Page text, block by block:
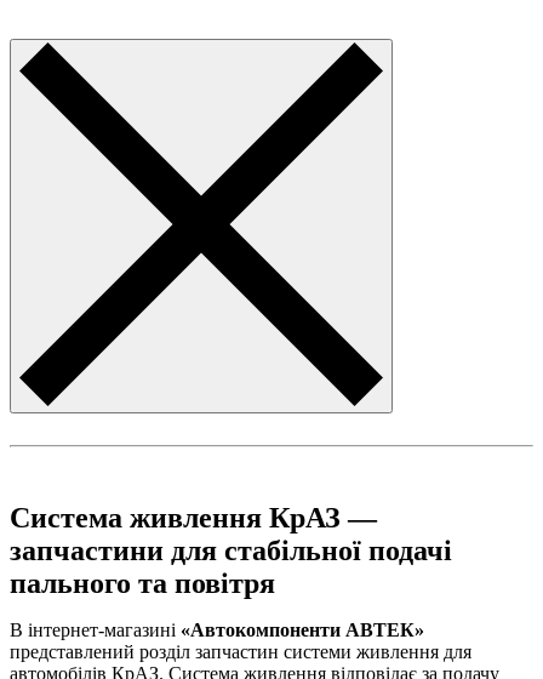
Система живлення КрАЗ —
запчастини для стабільної подачі
пального та повітря
В інтернет-магазині «Автокомпоненти АВТЕК»
представлений розділ запчастин системи живлення для
автомобілів КрАЗ. Система живлення відповідає за подачу